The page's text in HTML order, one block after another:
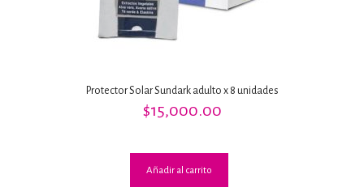
Protector Solar Sundark adulto x 8 unidades
$15,000.00
Añadir al carrito